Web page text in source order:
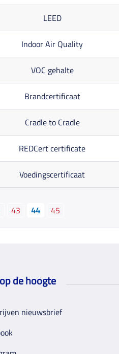
LEED
Indoor Air Quality
VOC gehalte
Brandcertificaat
Cradle to Cradle
REDCert certificate
Voedingscertificaat
43 44 45
de hoogte
nieuwsbrief